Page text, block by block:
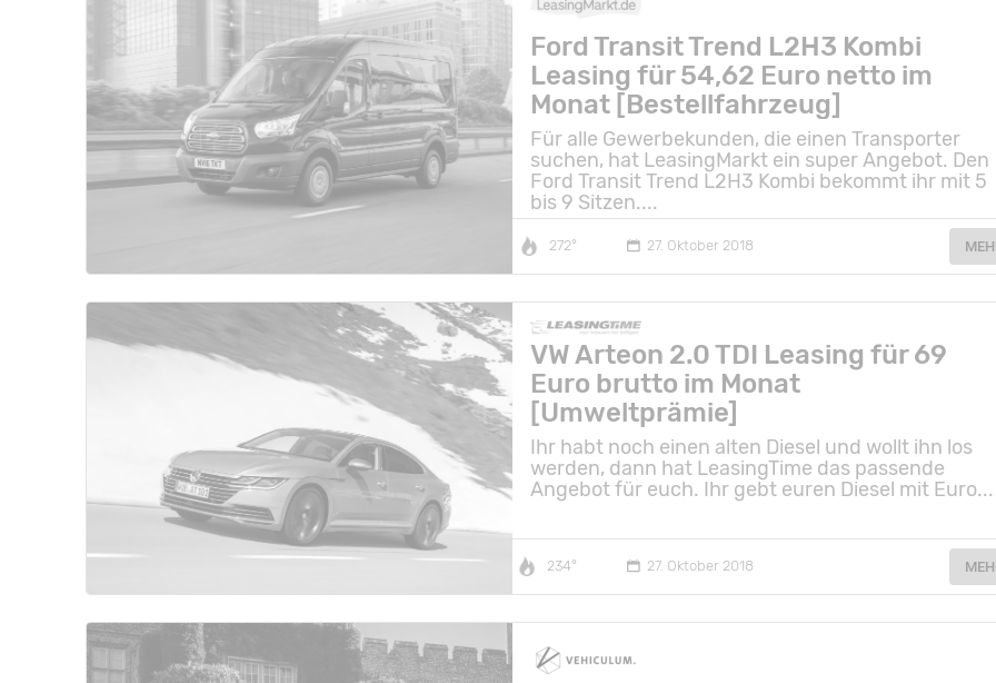
Ford Transit Trend L2H3 Kombi
Leasing für 54,62 Euro netto im
Monat [Bestellfahrzeug]
Für alle Gewerbekunden, die einen Transporter
suchen, hat LeasingMarkt ein super Angebot. Den
Ford Transit Trend L2H3 Kombi bekommt ihr mit 5
bis 9 Sitzen....
272° 27. Oktober 2018
VW Arteon 2.0 TDI Leasing für 69
Euro brutto im Monat
[Umweltprämie]
Ihr habt noch einen alten Diesel und wollt ihn los
werden, dann hat LeasingTime das passende
Angebot für euch. Ihr gebt euren Diesel mit Euro...
234° 27. Oktober 2018